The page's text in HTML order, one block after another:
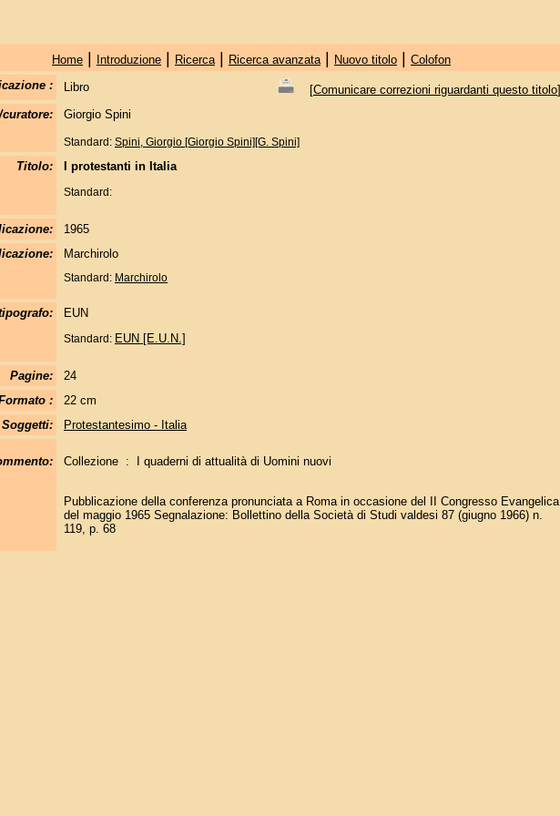
Home| Introduzione| Ricerca| Ricerca avanzata| Nuovo titolo| Colofon
:
Libro [Comunicare correzioni riguardanti questo titolo]
Giorgio Spini
Standard: Spini, Giorgio [Giorgio Spini][G. Spini]
Titolo: I protestanti in Italia
Standard:
1965
Marchirolo
Standard: Marchirolo
EUN
Standard: EUN [E.U.N.]
Pagine:
24
:
22 cm
Soggetti:
Protestantesimo - Italia
Collezione : I quaderni di attualità di Uomini nuovi
Pubblicazione della conferenza pronunciata a Roma in occasione del II Congresso Evangelica
del maggio 1965 Segnalazione: Bollettino della Società di Studi valdesi 87 (giugno 1966) n.
119, p. 68